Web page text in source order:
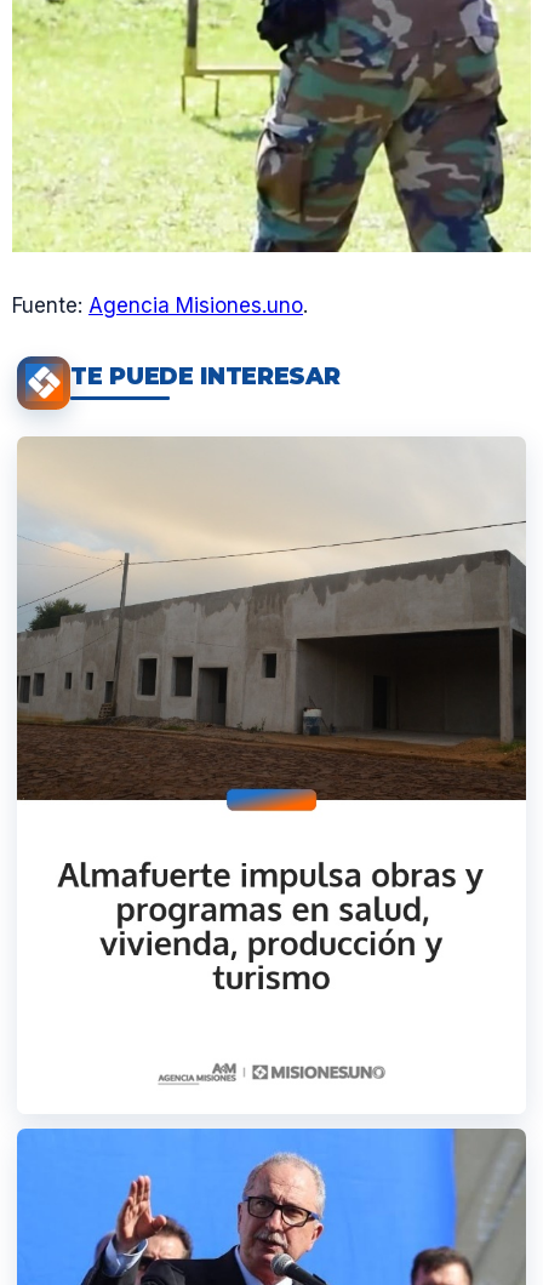
Fuente: Agencia Misiones.uno.
TE PUEDE INTERESAR